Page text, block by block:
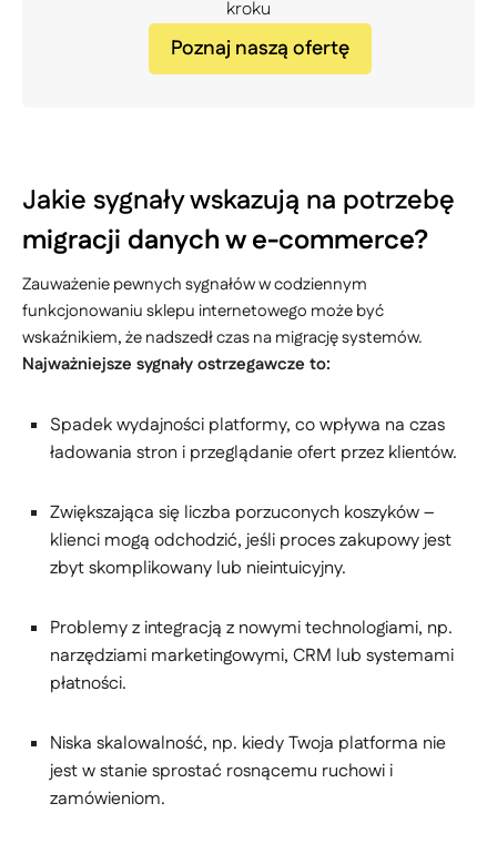
kroku
Poznaj naszą ofertę
Jakie sygnały wskazują na potrzebę
migracji danych w e-commerce?
Zauważenie pewnych sygnałów w codziennym
funkcjonowaniu sklepu internetowego może być
wskaźnikiem, że nadszedł czas na migrację systemów.
Najważniejsze sygnały ostrzegawcze to:
Spadek wydajności platformy, co wpływa na czas
ładowania stron i przeglądanie ofert przez klientów.
Zwiększająca się liczba porzuconych koszyków –
klienci mogą odchodzić, jeśli proces zakupowy jest
zbyt skomplikowany lub nieintuicyjny.
Problemy z integracją z nowymi technologiami, np.
narzędziami marketingowymi, CRM lub systemami
płatności.
Niska skalowalność, np. kiedy Twoja platforma nie
jest w stanie sprostać rosnącemu ruchowi i
zamówieniom.